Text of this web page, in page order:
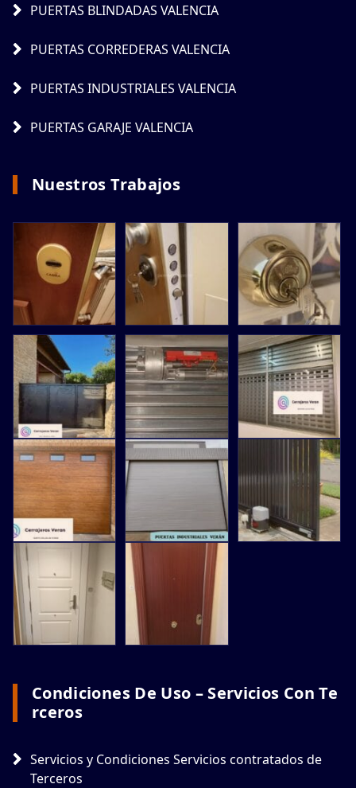
PUERTAS BLINDADAS VALENCIA
PUERTAS CORREDERAS VALENCIA
PUERTAS INDUSTRIALES VALENCIA
PUERTAS GARAJE VALENCIA
Nuestros Trabajos
Condiciones De Uso – Servicios Con Te
Rceros
Servicios y Condiciones Servicios contratados de
Terceros